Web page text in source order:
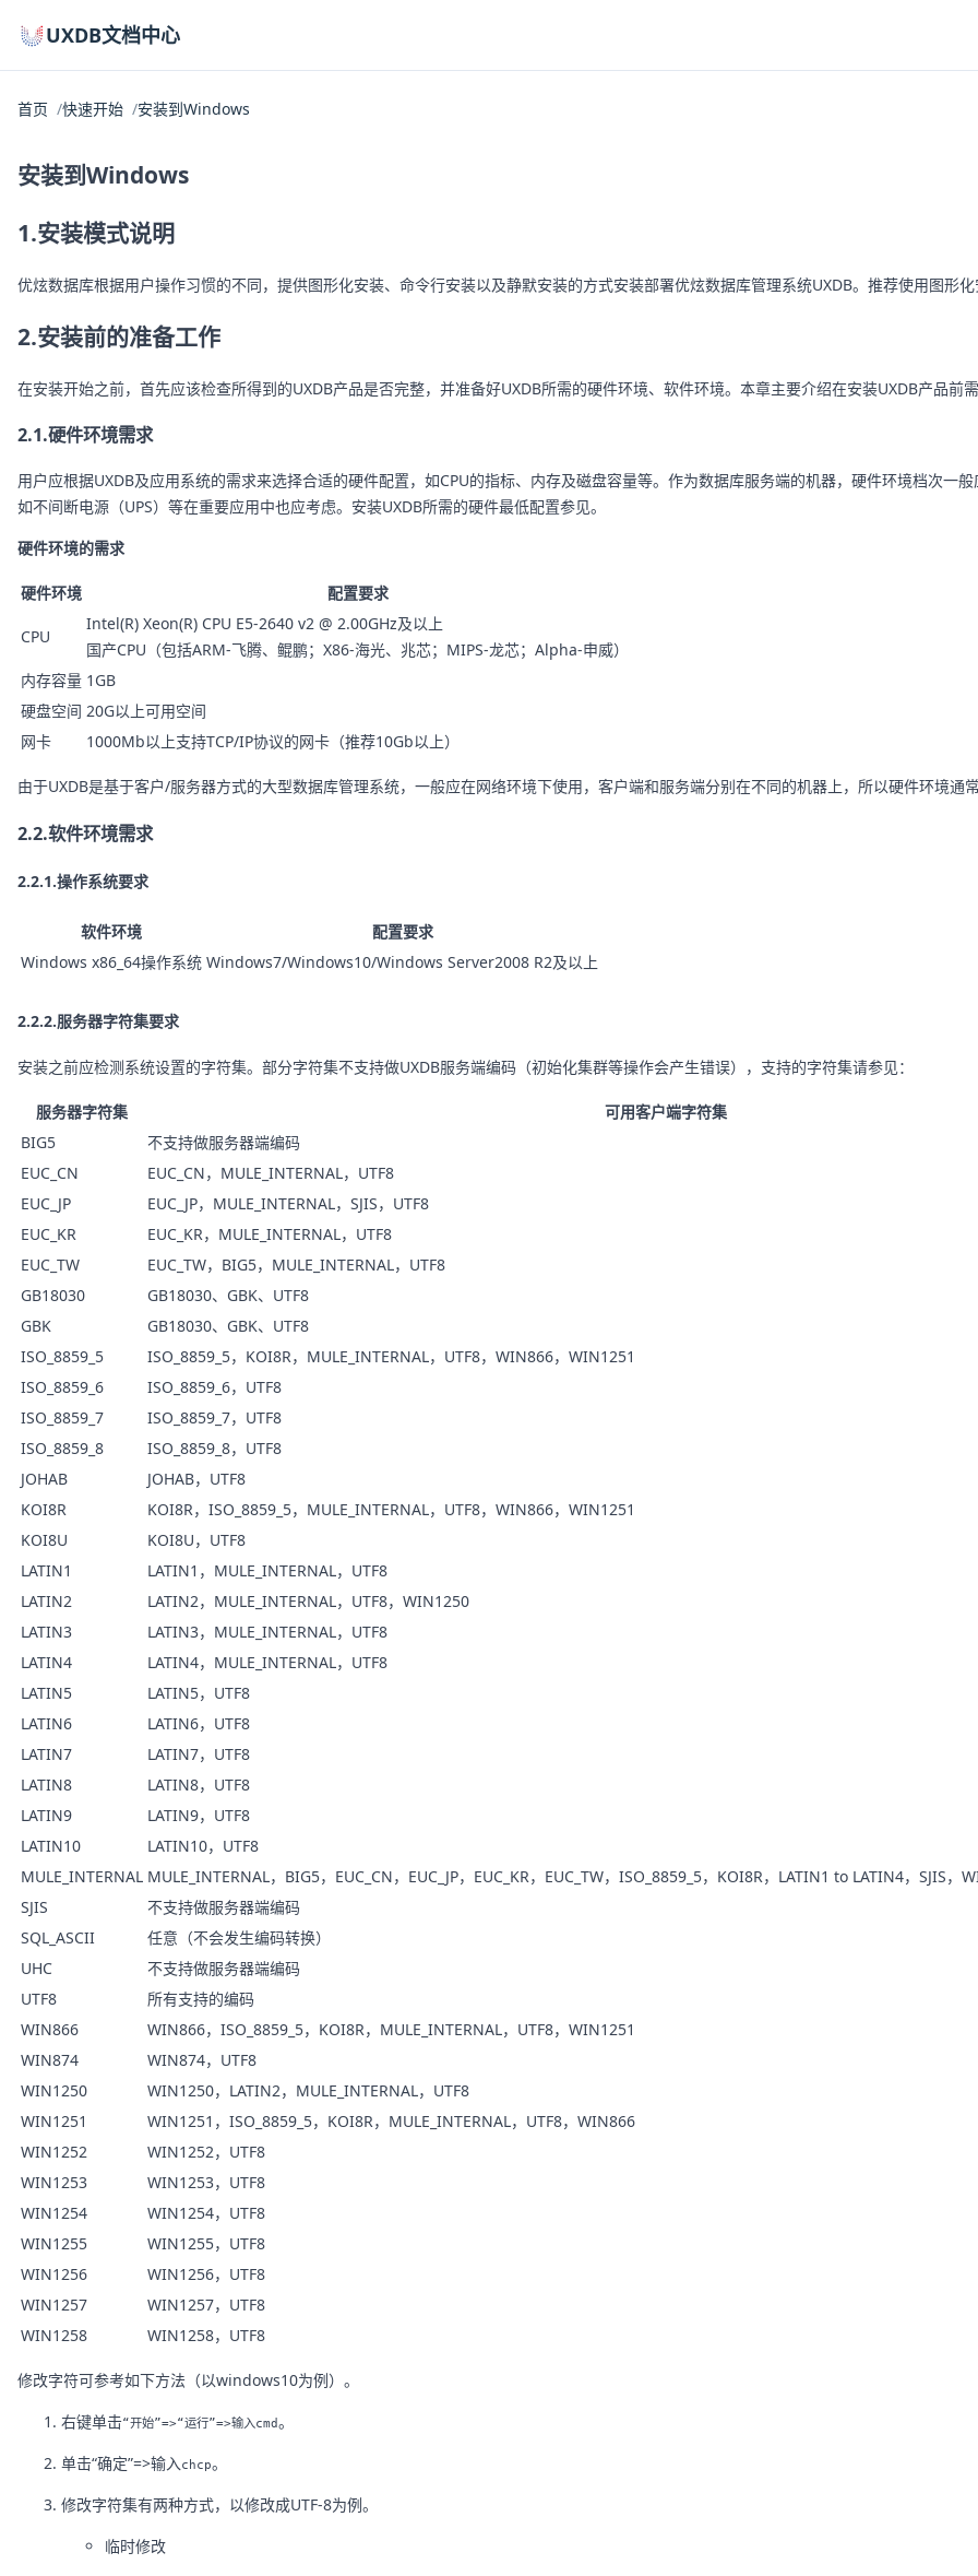
UXDB文档中心
首页 快速开始 安装到Windows
安装到Windows
1.安装模式说明
优炫数据库根据用户操作习惯的不同，提供图形化安装、命令行安装以及静默安装的方式安装部署优炫数据库管理系统UXDB。推荐使用图形化
2.安装前的准备工作
在安装开始之前，首先应该检查所得到的UXDB产品是否完整，并准备好UXDB所需的硬件环境、软件环境。本章主要介绍在安装UXDB产品前需
2.1.硬件环境需求
用户应根据UXDB及应用系统的需求来选择合适的硬件配置，如CPU的指标、内存及磁盘容量等。作为数据库服务端的机器，硬件环境档次一
如不间断电源（UPS）等在重要应用中也应考虑。安装UXDB所需的硬件最低配置参见。
硬件环境的需求
硬件环境 配置要求
CPU
Intel(R) Xeon(R) CPU E5-2640 v2 @ 2.00GHz及以上
国产CPU（包括ARM-飞腾、鲲鹏；X86-海光、兆芯；MIPS-龙芯；Alpha-申威）
内存容量 1GB
硬盘空间 20G以上可用空间
网卡
1000Mb以上支持TCP/IP协议的网卡（推荐10Gb以上）
由于UXDB是基于客户/服务器方式的大型数据库管理系统，一般应在网络环境下使用，客户端和服务端分别在不同的机器上，所以硬件环境通
2.2.软件环境需求
2.2.1.操作系统要求
软件环境
配置要求
Windows x86_64操作系统 Windows7/Windows10/Windows Server2008 R2及以上
2.2.2.服务器字符集要求
安装之前应检测系统设置的字符集。部分字符集不支持做UXDB服务端编码（初始化集群等操作会产生错误），支持的字符集请参见：
服务器字符集
可用客户端字符集
BIG5
不支持做服务器端编码
EUC_CN
EUC_CN，MULE_INTERNAL，UTF8
EUC_JP
EUC_JP，MULE_INTERNAL，SJIS，UTF8
EUC_KR
EUC_KR，MULE_INTERNAL，UTF8
EUC_TW
EUC_TW，BIG5，MULE_INTERNAL，UTF8
GB18030
GB18030、GBK、UTF8
GBK
GB18030、GBK、UTF8
ISO_8859_5
ISO_8859_5，KOI8R，MULE_INTERNAL，UTF8，WIN866，WIN1251
ISO_8859_6
ISO_8859_6，UTF8
ISO_8859_7
ISO_8859_7，UTF8
ISO_8859_8
ISO_8859_8，UTF8
JOHAB
JOHAB，UTF8
KOI8R
KOI8R，ISO_8859_5，MULE_INTERNAL，UTF8，WIN866，WIN1251
KOI8U
KOI8U，UTF8
LATIN1
LATIN1，MULE_INTERNAL，UTF8
LATIN2
LATIN2，MULE_INTERNAL，UTF8，WIN1250
LATIN3
LATIN3，MULE_INTERNAL，UTF8
LATIN4
LATIN4，MULE_INTERNAL，UTF8
LATIN5
LATIN5，UTF8
LATIN6
LATIN6，UTF8
LATIN7
LATIN7，UTF8
LATIN8
LATIN8，UTF8
LATIN9
LATIN9，UTF8
LATIN10
LATIN10，UTF8
MULE_INTERNAL MULE_INTERNAL，BIG5，EUC_CN，EUC_JP，EUC_KR，EUC_TW，ISO_8859_5，KOI8R，LATIN1 to LATIN4，SJIS
SJIS
不支持做服务器端编码
SQL_ASCII
任意（不会发生编码转换）
UHC
不支持做服务器端编码
UTF8
所有支持的编码
WIN866
WIN866，ISO_8859_5，KOI8R，MULE_INTERNAL，UTF8，WIN1251
WIN874
WIN874，UTF8
WIN1250
WIN1250，LATIN2，MULE_INTERNAL，UTF8
WIN1251
WIN1251，ISO_8859_5，KOI8R，MULE_INTERNAL，UTF8，WIN866
WIN1252
WIN1252，UTF8
WIN1253
WIN1253，UTF8
WIN1254
WIN1254，UTF8
WIN1255
WIN1255，UTF8
WIN1256
WIN1256，UTF8
WIN1257
WIN1257，UTF8
WIN1258
WIN1258，UTF8
修改字符可参考如下方法（以windows10为例）。
右键单击“开始”=>“运行”=>输入cmd。
单击“确定”=>输入chcp。
修改字符集有两种方式，以修改成UTF-8为例。
临时修改